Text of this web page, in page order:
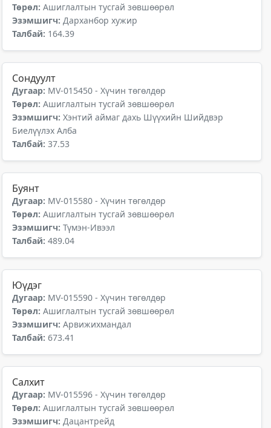
Төрөл: Ашиглалтын тусгай зөвшөөрөл
Эзэмшигч: Дарханбор хужир
Талбай: 164.39
Сондуулт
Дугаар: MV-015450 - Хүчин төгөлдөр
Төрөл: Ашиглалтын тусгай зөвшөөрөл
Эзэмшигч: Хэнтий аймаг дахь Шүүхийн Шийдвэр
Биелүүлэх Алба
Талбай: 37.53
Буянт
Дугаар: MV-015580 - Хүчин төгөлдөр
Төрөл: Ашиглалтын тусгай зөвшөөрөл
Эзэмшигч: Түмэн-Ивээл
Талбай: 489.04
Юүдэг
Дугаар: MV-015590 - Хүчин төгөлдөр
Төрөл: Ашиглалтын тусгай зөвшөөрөл
Эзэмшигч: Арвижихмандал
Талбай: 673.41
Салхит
Дугаар: MV-015596 - Хүчин төгөлдөр
Төрөл: Ашиглалтын тусгай зөвшөөрөл
Эзэмшигч: Дацантрейд